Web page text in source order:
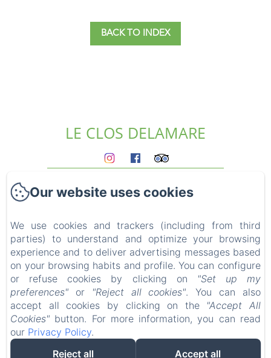
BACK TO INDEX
LE CLOS DELAMARE
The gites
Experiences
Surroundings
Access & contact
Blog
FAQ
Legal notice
Our website uses cookies
We use cookies and trackers (including from third
parties) to understand and optimize your browsing
experience and to deliver advertising messages based
on your browsing habits and profile. You can configure
or refuse cookies by clicking on
"Set up my
preferences" or "Reject all cookies". You can also
accept all cookies by clicking on the "Accept All
Cookies" button. For more information, you can read
our Privacy Policy.
Reject all
Accept all